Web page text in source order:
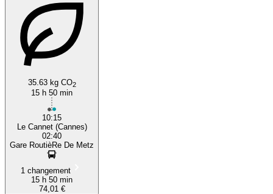
35.63 kg CO2
15 h 50 min
10:15
Le Cannet (Cannes)
02:40
Gare RoutièRe De Metz
1 changement
15 h 50 min
74,01 €